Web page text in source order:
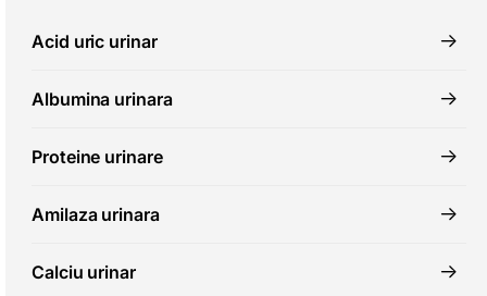
Acid uric urinar
Albumina urinara
Proteine urinare
Amilaza urinara
Calciu urinar